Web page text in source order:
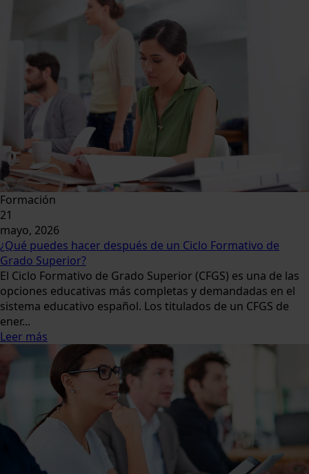
Formación
21
mayo, 2026
¿Qué puedes hacer después de un Ciclo Formativo de
Grado Superior?
El Ciclo Formativo de Grado Superior (CFGS) es una de las
opciones educativas más completas y demandadas en el
sistema educativo español. Los titulados de un CFGS de
ener...
Leer más